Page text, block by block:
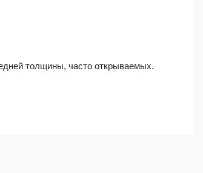
толщины, часто открываемых.